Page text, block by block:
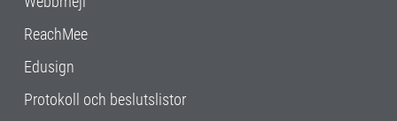
ReachMee
Edusign
Protokoll och beslutslistor